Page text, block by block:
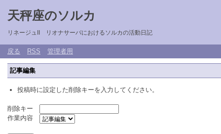
天秤座のソルカ
リネージュII リオナサーバにおけるソルカの活動日記
戻る RSS 管理者用
記事編集
投稿時に設定した削除キーを入力してください。
削除キー
作業内容